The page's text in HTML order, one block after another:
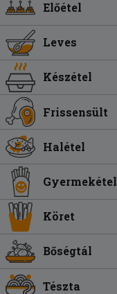
Előétel
Leves
Készétel
Frissensült
Halétel
Gyermekétel
Köret
Bőségtál
Tészta